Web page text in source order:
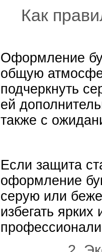
Как
Оформление
общую
подчеркнуть
ей
также с
Если защита
оформление
серую или
избегать